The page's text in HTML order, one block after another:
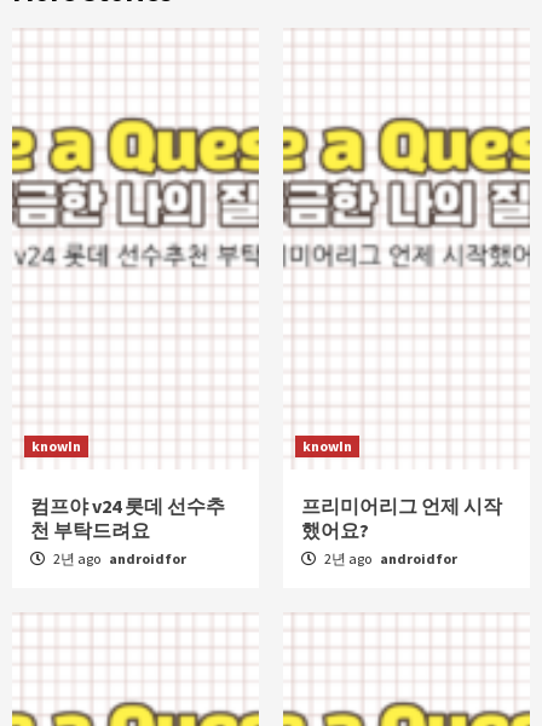
knowIn
컴프야 v24 롯데 선수추
천 부탁드려요
2년 ago androidfor
knowIn
프리미어리그 언제 시작
했어요?
2년 ago androidfor